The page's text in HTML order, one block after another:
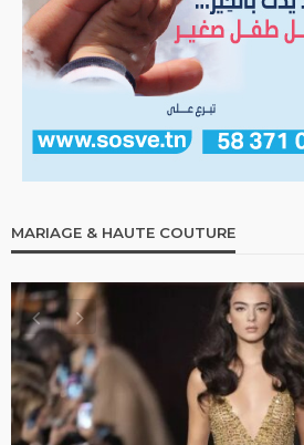
MARIAGE & HAUTE COUTURE